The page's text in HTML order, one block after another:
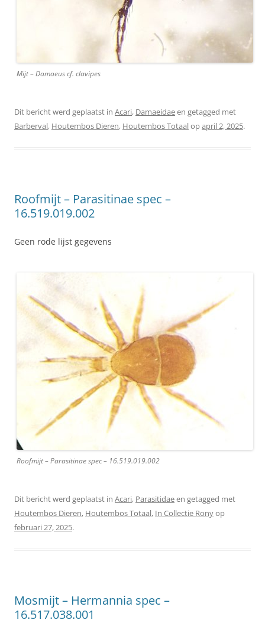
Mijt – Damaeus cf. clavipes
Dit bericht werd geplaatst in Acari, Damaeidaeen getagged met
Barberval, Houtembos Dieren, Houtembos Totaalopapril 2, 2025.
Roofmijt – Parasitinae spec –
16.519.019.002
Geen rode lijst gegevens
Roofmijt – Parasitinae spec – 16.519.019.002
Dit bericht werd geplaatst in Acari, Parasitidaeen getagged met
Houtembos Dieren, Houtembos Totaal, In Collectie Ronyop
februari 27, 2025.
Mosmijt – Hermannia spec –
16.517.038.001